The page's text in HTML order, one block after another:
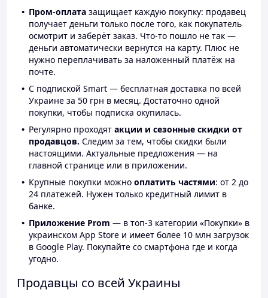
Пром-оплата защищает каждую покупку: продавец
получает деньги только после того, как покупатель
осмотрит и заберёт заказ. Что-то пошло не так —
деньги автоматически вернутся на карту. Плюс не
нужно переплачивать за наложенный платёж на
почте.
С подпиской Smart — бесплатная доставка по всей
Украине за 50 грн в месяц. Достаточно одной
покупки, чтобы подписка окупилась.
Регулярно проходят акции и сезонные скидки от
продавцов. Следим за тем, чтобы скидки были
настоящими. Актуальные предложения — на
главной странице или в приложении.
Крупные покупки можно оплатить частями: от 2 до
24 платежей. Нужен только кредитный лимит в
банке.
Приложение Prom — в топ-3 категории «Покупки» в
украинском App Store и имеет более 10 млн загрузок
в Google Play. Покупайте со смартфона где и когда
угодно.
Продавцы со всей Украины